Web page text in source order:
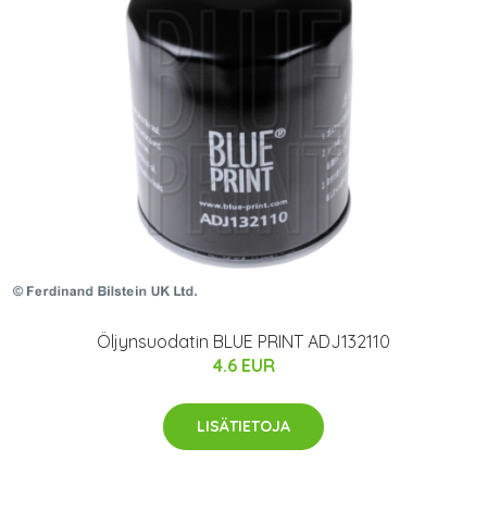
Öljynsuodatin BLUE PRINT ADJ132110
4.6 EUR
LISÄTIETOJA